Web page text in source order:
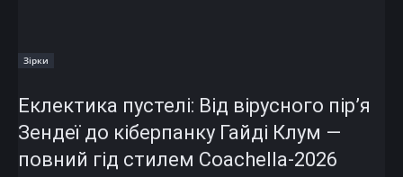
Зірки
Еклектика пустелі: Від вірусного пір’я
Зендеї до кіберпанку Гайді Клум —
повний гід стилем Coachella-2026